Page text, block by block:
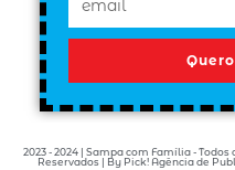
2023 - 2024 | Sampa com Família - Todos
Reservados | By Pick! Agência de